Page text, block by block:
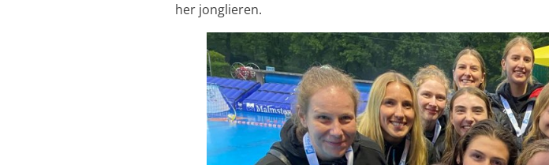
her jonglieren.